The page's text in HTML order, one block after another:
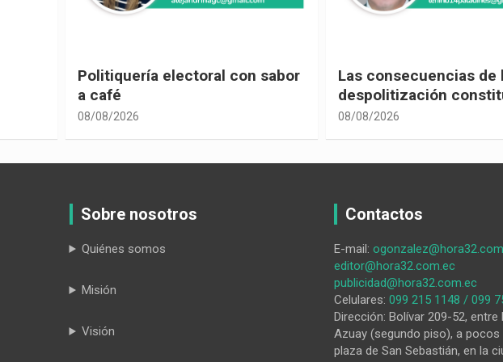
Las consecuencias de la
despolitización constitucional
08/08/2026
Leyes contra la
08/08/2026
Sobre nosotros
Quiénes somos
Misión
Visión
Contactos
E-mail:
editor@hora32.com.ec
publicidad@hora32.com.ec
Celulares: 099 215 1148 / 099
Dirección: Bolívar 209-52, entre
Azuay (segundo piso), a
plaza de San Sebastián, en la